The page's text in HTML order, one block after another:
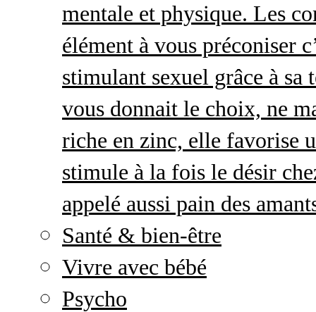
mentale et physique. Les
élément à vous préconiser
stimulant sexuel grâce à sa
vous donnait le choix, ne
riche en zinc, elle favorise
stimule à la fois le désir
appelé aussi pain des
Santé & bien-être
Vivre avec bébé
Psycho